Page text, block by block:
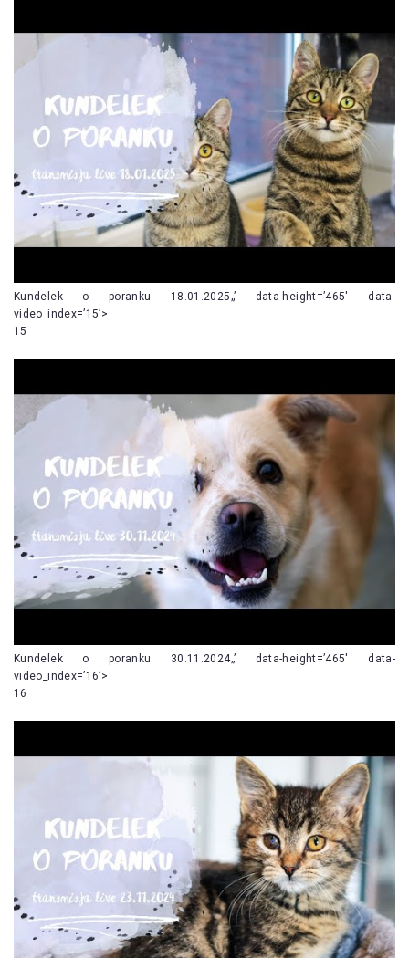
Kundelek o poranku 18.01.2025„’ data-height=’465′ data-
video_index=’15’>
15
Kundelek o poranku 30.11.2024„’ data-height=’465′ data-
video_index=’16’>
16